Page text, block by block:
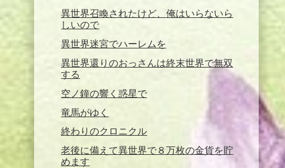
異世界召喚されたけど、俺はいらないら
しいので
異世界迷宮でハーレムを
異世界還りのおっさんは終末世界で無双
する
空ノ鐘の響く惑星で
竜馬がゆく
終わりのクロニクル
老後に備えて異世界で８万枚の金貨を貯
めます